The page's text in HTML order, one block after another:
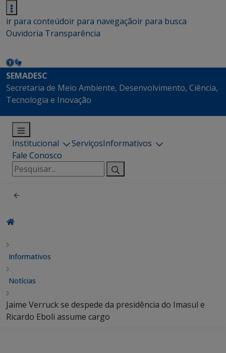
ir para conteúdoir para navegaçãoir para busca
Ouvidoria Transparência
SEMADESC
Secretaria de Meio Ambiente, Desenvolvimento, Ciência,
Tecnologia e Inovação
Institucional ServiçosInformativos
Fale Conosco
Pesquisar
por:
Informativos
Notícias
Jaime Verruck se despede da presidência do Imasul e
Ricardo Eboli assume cargo